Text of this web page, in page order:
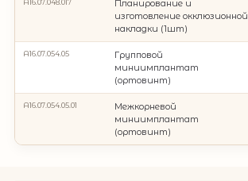
Планирование и
изготовление окклюзионной
накладки (1шт)
A16.07.054.05
Групповой
миниимплантат
(ортовинт)
A16.07.054.05.01
Межкорневой
миниимплантат
(ортовинт)